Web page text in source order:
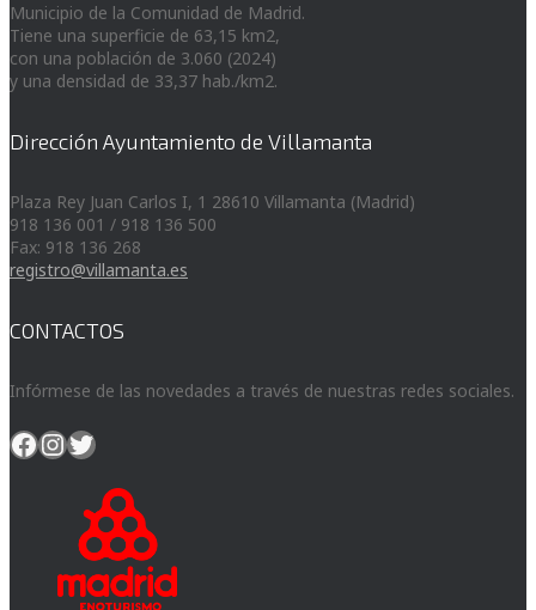
Municipio de la Comunidad de Madrid.
Tiene una superficie de 63,15 km2,
con una población de 3.060 (2024)
y una densidad de 33,37 hab./km2.
Dirección Ayuntamiento de Villamanta
Plaza Rey Juan Carlos I, 1 28610 Villamanta (Madrid)
918 136 001 / 918 136 500
Fax: 918 136 268
registro@villamanta.es
CONTACTOS
Infórmese de las novedades a través de nuestras redes sociales.
Facebook
Instagram
Twitter